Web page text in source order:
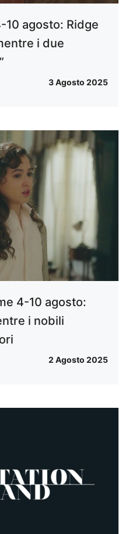
agosto: Ridge
i due
3 Agosto 2025
4-10 agosto:
i nobili
2 Agosto 2025